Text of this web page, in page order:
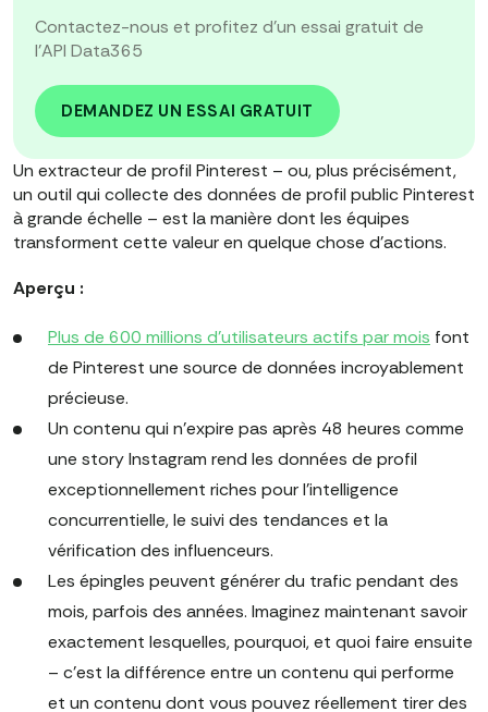
Contactez-nous et profitez d'un essai gratuit de
l'API Data365
DEMANDEZ UN ESSAI GRATUIT
Un extracteur de profil Pinterest – ou, plus précisément,
un outil qui collecte des données de profil public Pinterest
à grande échelle – est la manière dont les équipes
transforment cette valeur en quelque chose d'actions.
Aperçu :
Plus de 600 millions d'utilisateurs actifs par mois font
de Pinterest une source de données incroyablement
précieuse.
Un contenu qui n'expire pas après 48 heures comme
une story Instagram rend les données de profil
exceptionnellement riches pour l'intelligence
concurrentielle, le suivi des tendances et la
vérification des influenceurs.
Les épingles peuvent générer du trafic pendant des
mois, parfois des années. Imaginez maintenant savoir
exactement lesquelles, pourquoi, et quoi faire ensuite
– c'est la différence entre un contenu qui performe
et un contenu dont vous pouvez réellement tirer des